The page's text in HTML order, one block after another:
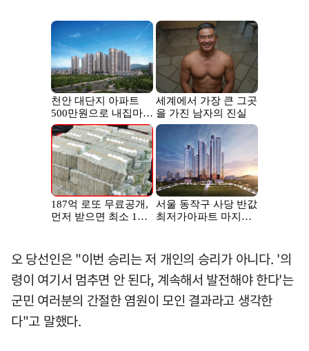
오 당선인은 "이번 승리는 저 개인의 승리가 아니다. '의
령이 여기서 멈추면 안 된다, 계속해서 발전해야 한다'는
군민 여러분의 간절한 염원이 모인 결과라고 생각한
다"고 말했다.